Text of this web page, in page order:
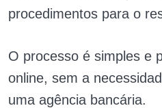
procedimentos para o
O processo é simples e
online, sem a
uma agência bancária.